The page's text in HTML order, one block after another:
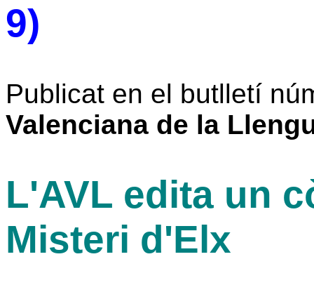
9)
Publicat en el butlletí
Valenciana de la
L'AVL edita un
Misteri d'Elx